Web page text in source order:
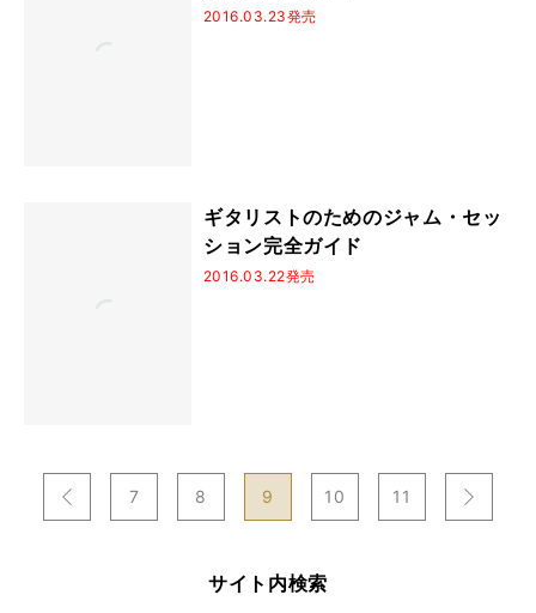
2016.03.23発売
ギタリストのためのジャム・セッ
ション完全ガイド
2016.03.22発売
のページへ
7 8 9 10 11
のページへ
サイト内検索